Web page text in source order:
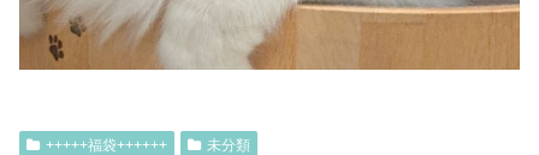
+++++福袋++++++ 未分類